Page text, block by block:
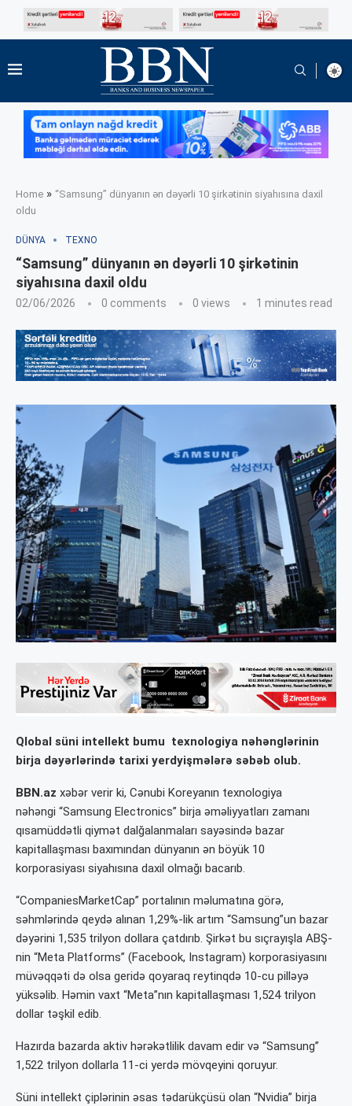
Home » “Samsung” dünyanın ən dəyərli 10 şirkətinin siyahısına daxil
oldu
DÜNYA TEXNO
“Samsung” dünyanın ən dəyərli 10 şirkətinin
siyahısına daxil oldu
02/06/2026 0 comments 0 views 1 minutes read
Qlobal süni intellekt bumu texnologiya nəhənglərinin
birja dəyərlərində tarixi yerdyişmələrə səbəb olub.
BBN.az xəbər verir ki, Cənubi Koreyanın texnologiya
nəhəngi “Samsung Electronics” birja əməliyyatları zamanı
qısamüddətli qiymət dalğalanmaları sayəsində bazar
kapitallaşması baxımından dünyanın ən böyük 10
korporasiyası siyahısına daxil olmağı bacarıb.
“CompaniesMarketCap” portalının məlumatına görə,
səhmlərində qeydə alınan 1,29%-lik artım “Samsung”un bazar
dəyərini 1,535 trilyon dollara çatdırıb. Şirkət bu sıçrayışla ABŞ-
nin “Meta Platforms” (Facebook, Instagram) korporasiyasını
müvəqqəti də olsa geridə qoyaraq reytinqdə 10-cu pilləyə
yüksəlib. Həmin vaxt “Meta”nın kapitallaşması 1,524 trilyon
dollar təşkil edib.
Hazırda bazarda aktiv hərəkətlilik davam edir və “Samsung”
1,522 trilyon dollarla 11-ci yerdə mövqeyini qoruyur.
Süni intellekt çiplərinin əsas tədarükçüsü olan “Nvidia” birja